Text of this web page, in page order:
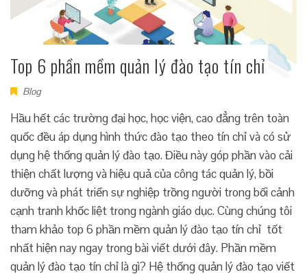
Top 6 phần mềm quản lý đào tạo tín chỉ
Blog
Hầu hết các trường đại học, học viện, cao đẳng trên toàn
quốc đều áp dụng hình thức đào tạo theo tín chỉ và có sử
dụng hệ thống quản lý đào tạo. Điều này góp phần vào cải
thiện chất lượng và hiệu quả của công tác quản lý, bồi
dưỡng và phát triển sự nghiệp trồng người trong bối cảnh
cạnh tranh khốc liệt trong ngành giáo dục. Cùng chúng tôi
tham khảo top 6 phần mềm quản lý đào tạo tín chỉ tốt
nhất hiện nay ngay trong bài viết dưới đây. Phần mềm
quản lý đào tạo tín chỉ là gì? Hệ thống quản lý đào tạo viết